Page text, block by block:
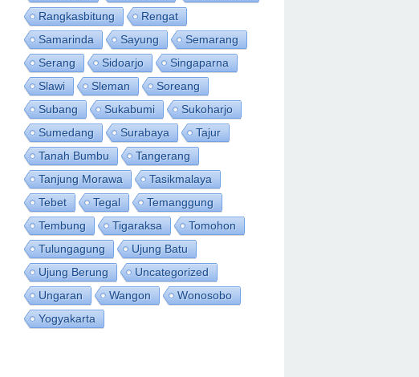
Rangkasbitung
Rengat
Samarinda
Sayung
Semarang
Serang
Sidoarjo
Singaparna
Slawi
Sleman
Soreang
Subang
Sukabumi
Sukoharjo
Sumedang
Surabaya
Tajur
Tanah Bumbu
Tangerang
Tanjung Morawa
Tasikmalaya
Tebet
Tegal
Temanggung
Tembung
Tigaraksa
Tomohon
Tulungagung
Ujung Batu
Ujung Berung
Uncategorized
Ungaran
Wangon
Wonosobo
Yogyakarta